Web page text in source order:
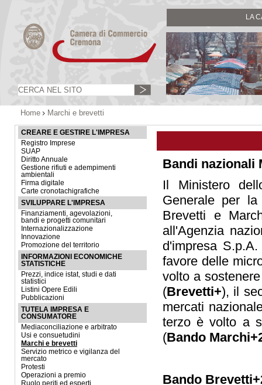
LA
Home Marchi e brevetti
CREARE E GESTIRE L'IMPRESA
Registro Imprese
SUAP
Diritto Annuale
Gestione rifiuti e adempimenti
ambientali
Firma digitale
Carte cronotachigrafiche
SVILUPPARE L'IMPRESA
Finanziamenti, agevolazioni,
bandi e progetti comunitari
Internazionalizzazione
Innovazione
Promozione del territorio
INFORMAZIONI ECONOMICHE
STATISTICHE
Prezzi, indice istat, studi e dati
statistici
Listini Opere Edili
Pubblicazioni
TUTELA IMPRESA E
CONSUMATORE
Mediaconciliazione e arbitrato
Usi e consuetudini
Marchi e brevetti
Servizio metrico e vigilanza del
mercato
Protesti
Operazioni a premio
Ruolo periti ed esperti
Bandi nazionali
Il Ministero
Generale per
Brevetti e
all'Agenzia
d'impresa
favore delle
volto a
(Brevetti+), il
mercati
terzo è volto a
(Bando
Bando